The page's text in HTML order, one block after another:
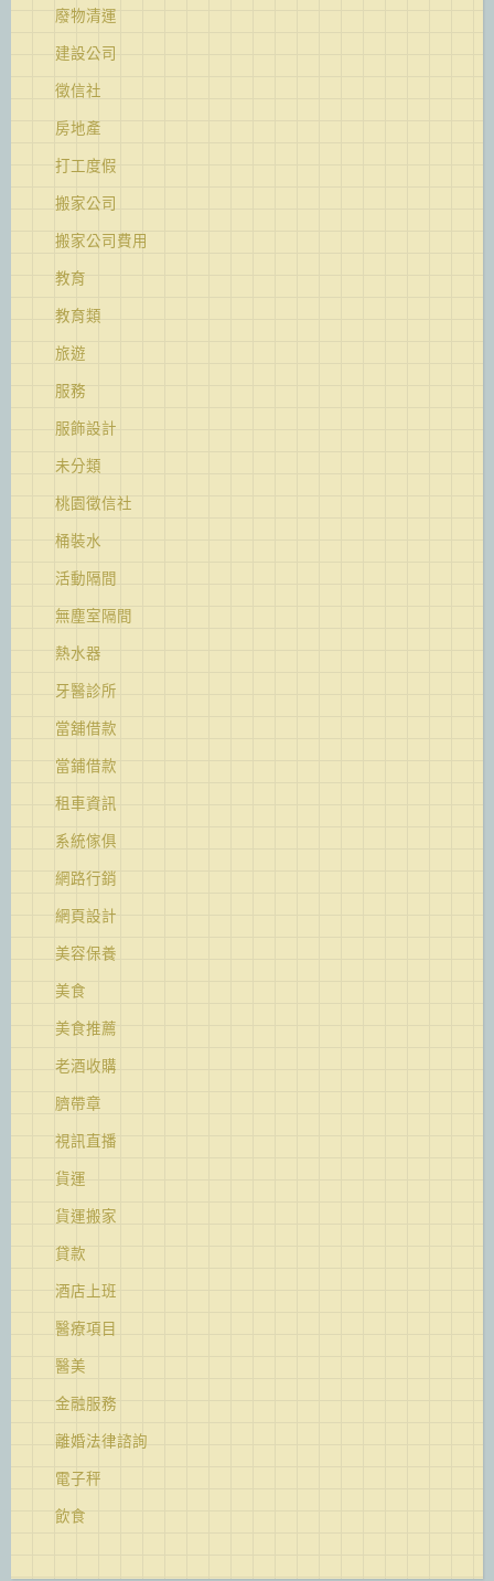
廢物清運
建設公司
徵信社
房地產
打工度假
搬家公司
搬家公司費用
教育
教育類
旅遊
服務
服飾設計
未分類
桃園徵信社
桶裝水
活動隔間
無塵室隔間
熱水器
牙醫診所
當舖借款
當鋪借款
租車資訊
系統傢俱
網路行銷
網頁設計
美容保養
美食
美食推薦
老酒收購
臍帶章
視訊直播
貨運
貨運搬家
貸款
酒店上班
醫療項目
醫美
金融服務
離婚法律諮詢
電子秤
飲食